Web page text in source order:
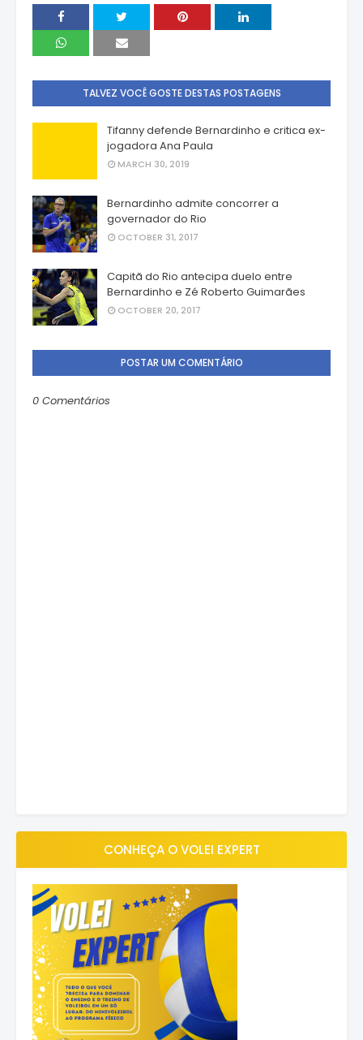
TALVEZ VOCÊ GOSTE DESTAS POSTAGENS
Tifanny defende Bernardinho e critica ex-
jogadora Ana Paula
MARCH 30, 2019
Bernardinho admite concorrer a
governador do Rio
OCTOBER 31, 2017
Capitã do Rio antecipa duelo entre
Bernardinho e Zé Roberto Guimarães
OCTOBER 20, 2017
POSTAR UM COMENTÁRIO
0 Comentários
CONHEÇA O VOLEI EXPERT